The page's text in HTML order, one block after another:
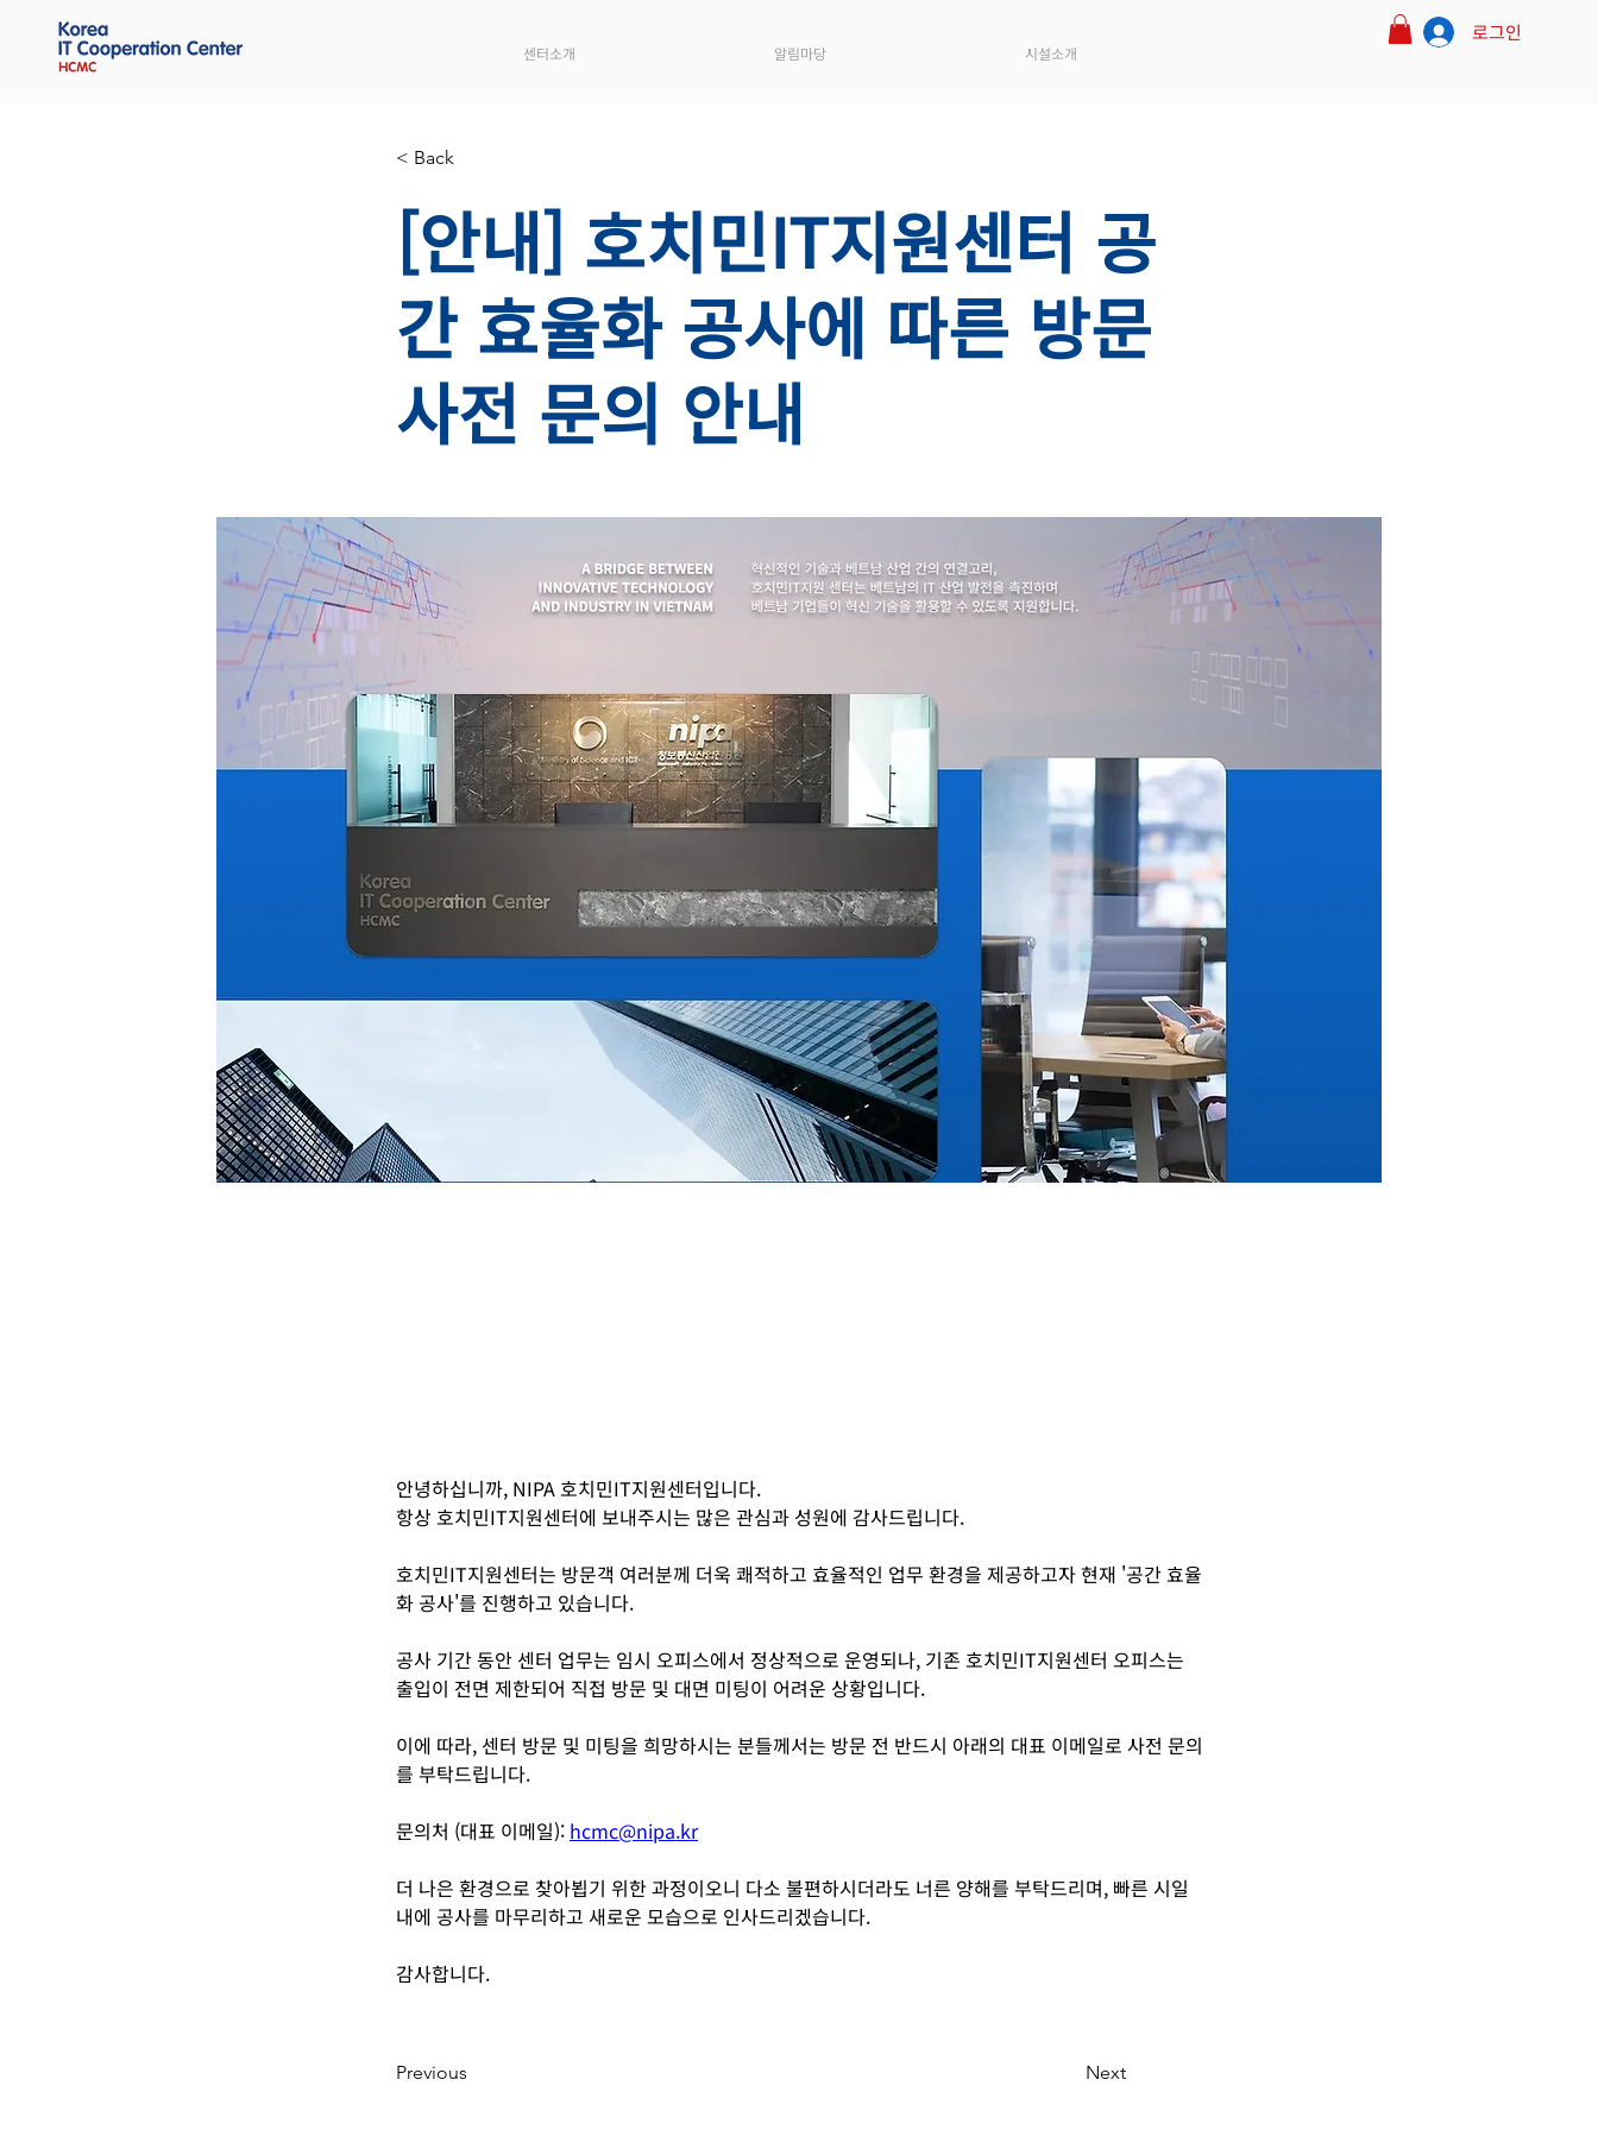
센터소개 알림마당 시설소개
로그인
< Back
[안내] 호치민IT지원센터 공
간 효율화 공사에 따른 방문
사전 문의 안내
안녕하십니까, NIPA 호치민IT지원센터입니다.
항상 호치민IT지원센터에 보내주시는 많은 관심과 성원에 감사드립니다.
호치민IT지원센터는 방문객 여러분께 더욱 쾌적하고 효율적인 업무 환경을 제공하고자 현재 '공간 효율
화 공사'를 진행하고 있습니다.
공사 기간 동안 센터 업무는 임시 오피스에서 정상적으로 운영되나, 기존 호치민IT지원센터 오피스는
출입이 전면 제한되어 직접 방문 및 대면 미팅이 어려운 상황입니다.
이에 따라, 센터 방문 및 미팅을 희망하시는 분들께서는 방문 전 반드시 아래의 대표 이메일로 사전 문의
를 부탁드립니다.
문의처 (대표 이메일): hcmc@nipa.kr
더 나은 환경으로 찾아뵙기 위한 과정이오니 다소 불편하시더라도 너른 양해를 부탁드리며, 빠른 시일
내에 공사를 마무리하고 새로운 모습으로 인사드리겠습니다.
감사합니다.
Previous Next